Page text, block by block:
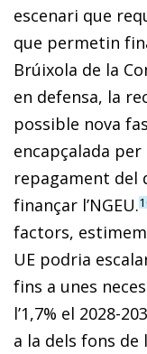
escenari que
que permetin
Brúixola de la
en defensa, la
possible nova
encapçalada
repagament del
finançar l’NGEU.
factors,
UE podria
fins a unes
l’1,7% el 2028-
a la dels fons de